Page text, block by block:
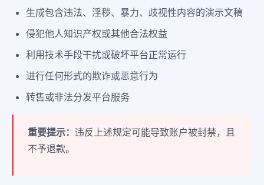
生成包含违法、淫秽、暴力、歧视性内容的演示文稿
侵犯他人知识产权或其他合法权益
利用技术手段干扰或破坏平台正常运行
进行任何形式的欺诈或恶意行为
转售或非法分发平台服务
重要提示： 违反上述规定可能导致账户被封禁，且
不予退款。